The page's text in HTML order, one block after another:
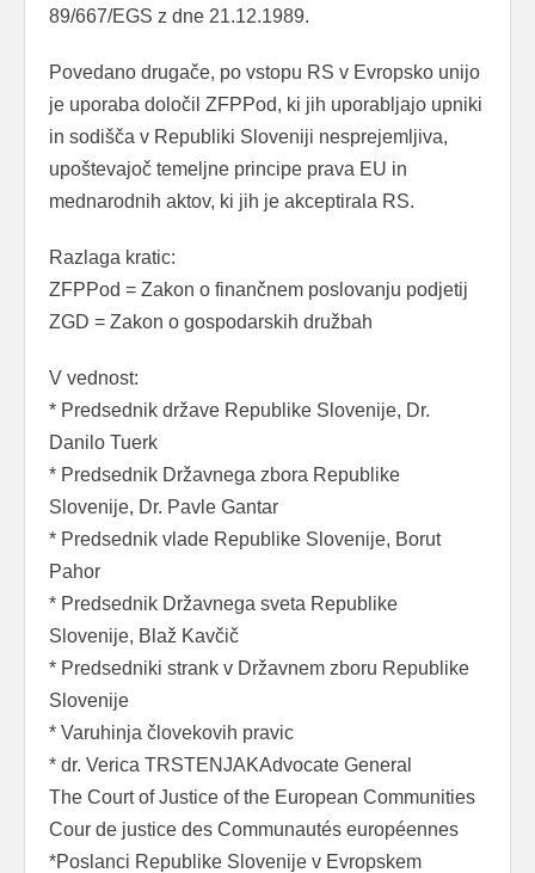
89/667/EGS z dne 21.12.1989.
Povedano drugače, po vstopu RS v Evropsko unijo
je uporaba določil ZFPPod, ki jih uporabljajo upniki
in sodišča v Republiki Sloveniji nesprejemljiva,
upoštevajoč temeljne principe prava EU in
mednarodnih aktov, ki jih je akceptirala RS.
Razlaga kratic:
ZFPPod = Zakon o finančnem poslovanju podjetij
ZGD = Zakon o gospodarskih družbah
V vednost:
* Predsednik države Republike Slovenije, Dr.
Danilo Tuerk
* Predsednik Državnega zbora Republike
Slovenije, Dr. Pavle Gantar
* Predsednik vlade Republike Slovenije, Borut
Pahor
* Predsednik Državnega sveta Republike
Slovenije, Blaž Kavčič
* Predsedniki strank v Državnem zboru Republike
Slovenije
* Varuhinja človekovih pravic
* dr. Verica TRSTENJAKAdvocate General
The Court of Justice of the European Communities
Cour de justice des Communautés européennes
*Poslanci Republike Slovenije v Evropskem